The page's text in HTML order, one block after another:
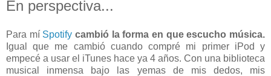
En perspectiva...
Para mí Spotify cambió la forma en que escucho música.
Igual que me cambió cuando compré mi primer iPod y
empecé a usar el iTunes hace ya 4 años. Con una biblioteca
musical inmensa bajo las yemas de mis dedos, mis